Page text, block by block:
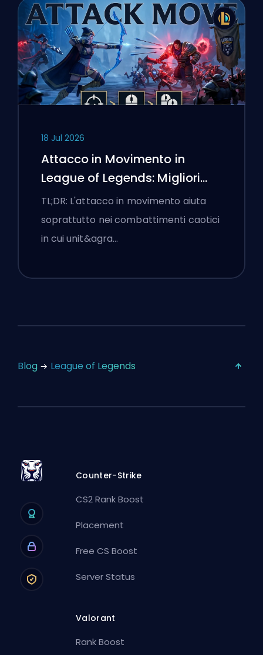
18 Jul 2026
Attacco in Movimento in
League of Legends: Migliori
Impostazioni
TL;DR: L'attacco in movimento aiuta
soprattutto nei combattimenti caotici
in cui unit&agra…
Blog League of Legends
Counter-Strike
CS2 Rank Boost
Placement
Free CS Boost
Server Status
Valorant
Rank Boost